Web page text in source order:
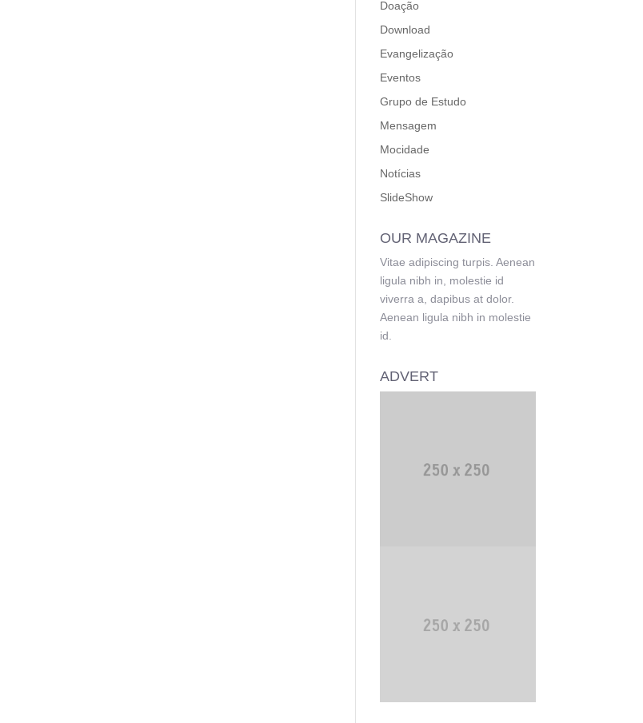
Doação
Download
Evangelização
Eventos
Grupo de Estudo
Mensagem
Mocidade
Notícias
SlideShow
OUR MAGAZINE
Vitae adipiscing turpis. Aenean
ligula nibh in, molestie id
viverra a, dapibus at dolor.
Aenean ligula nibh in molestie
id.
ADVERT